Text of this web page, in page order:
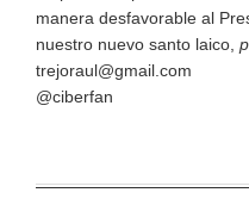
manera desfavorable al
nuestro nuevo santo laico,
trejoraul@gmail.com
@ciberfan